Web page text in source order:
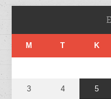
M T K
3 4 5